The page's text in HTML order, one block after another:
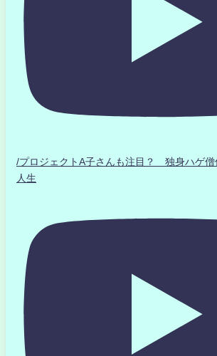
/プロジェクトA子さんも注目？ 独身ハゲ僧
人生